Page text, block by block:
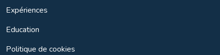
Expériences
Education
Politique de cookies